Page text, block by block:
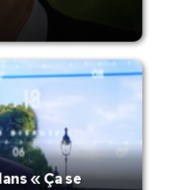
« Ça se